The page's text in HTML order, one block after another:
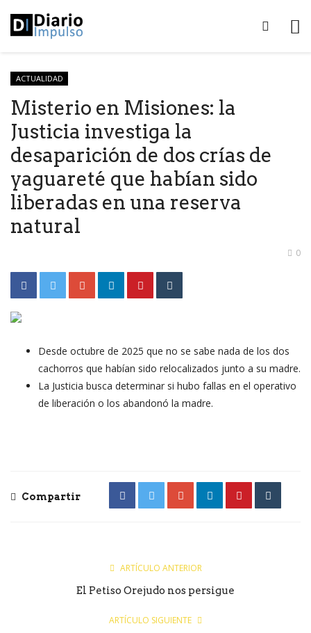
ACTUALIDAD
Misterio en Misiones: la
Justicia investiga la
desaparición de dos crías de
yaguareté que habían sido
liberadas en una reserva
natural
0
Desde octubre de 2025 que no se sabe nada de los dos
cachorros que habían sido relocalizados junto a su madre.
La Justicia busca determinar si hubo fallas en el operativo
de liberación o los abandonó la madre.
Compartir
ARTÍCULO ANTERIOR
El Petiso Orejudo nos persigue
ARTÍCULO SIGUIENTE